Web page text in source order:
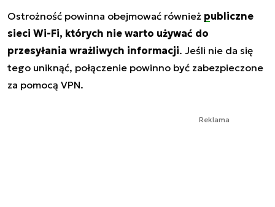
Ostrożność powinna obejmować również publiczne
sieci Wi-Fi, których nie warto używać do
przesyłania wrażliwych informacji. Jeśli nie da się
tego uniknąć, połączenie powinno być zabezpieczone
za pomocą VPN.
Reklama